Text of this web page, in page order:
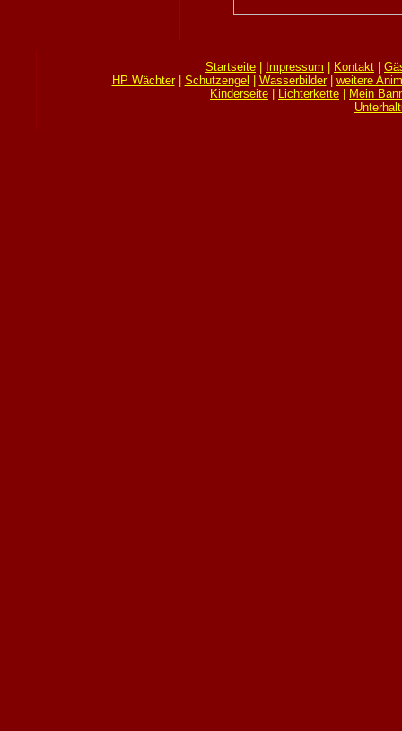
Startseite Impressum Kontakt
HP Wächter| Schutzengel Wasserbilder| weitere
Kinderseite
Lichterkette
Mein